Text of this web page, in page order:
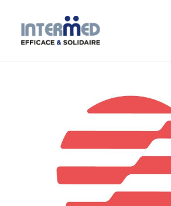
CHERCHEUR.E
CONTACT
ACTUALITÉS
QUI SOMMES-
PARTICULIERS